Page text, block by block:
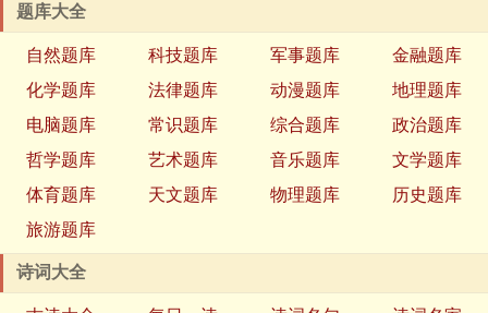
题库大全
自然题库 科技题库 军事题库
金融题库
化学题库
法律题库 动漫题库
地理题库
电脑题库
常识题库 综合题库
政治题库
哲学题库
艺术题库 音乐题库
文学题库
体育题库
天文题库 物理题库
历史题库
旅游题库
诗词大全